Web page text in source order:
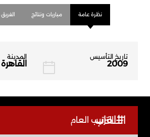
نظرة عامة مباريات ونتائج الفريق
تاريخ التأسيس
2009
المدينة
القاهرة
الألقاب
لا يوجد
الترتيب العام